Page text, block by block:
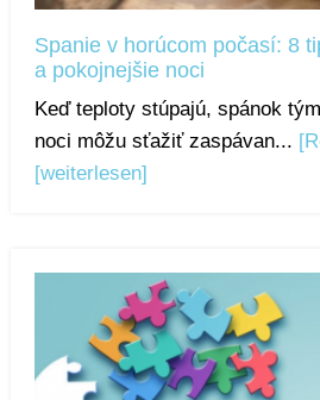
Spanie v horúcom počasí: 8
a pokojnejšie noci
Keď teploty stúpajú, spánok
noci môžu sťažiť zaspávan...
[weiterlesen]